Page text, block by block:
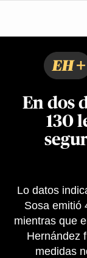
En dos
130
Lo datos
Sosa emitió
mientras que
Hernández
medidas